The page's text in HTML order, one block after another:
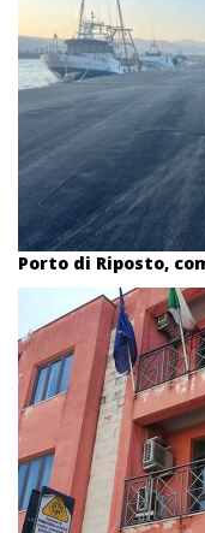
Porto di Riposto,